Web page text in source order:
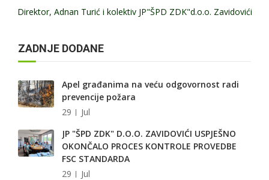
Direktor, Adnan Turić i kolektiv JP"ŠPD ZDK"d.o.o. Zavidovići
ZADNJE DODANE
Apel građanima na veću odgovornost radi
prevencije požara
29
Jul
JP "ŠPD ZDK" D.O.O. ZAVIDOVIĆI USPJEŠNO
OKONČALO PROCES KONTROLE PROVEDBE
FSC STANDARDA
29
Jul